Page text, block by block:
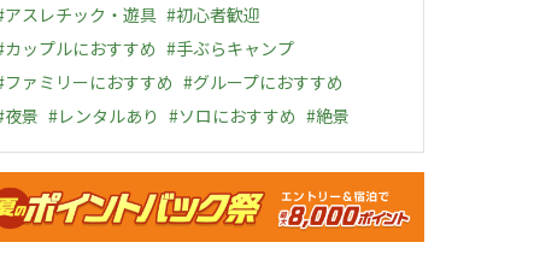
アスレチック・遊具 #初心者歓迎
カップルにおすすめ #手ぶらキャンプ
ファミリーにおすすめ #グループにおすすめ
夜景 #レンタルあり #ソロにおすすめ #絶景
ペーン